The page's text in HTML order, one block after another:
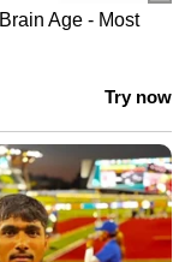
വിമർശനം
രൂപ
അടക്കം